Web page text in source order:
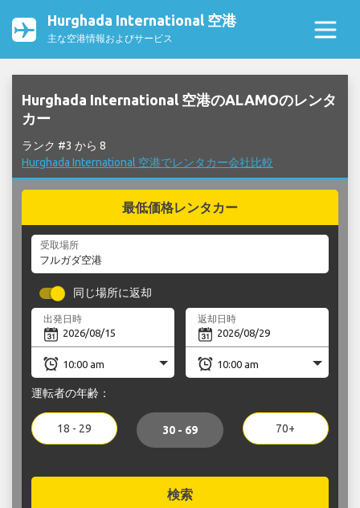
Hurghada International 空港
主な空港情報およびサービス
Hurghada International 空港のALAMOのレンタ
カー
ランク #3 から 8
Hurghada International 空港でレンタカー会社比較
最低価格レンタカー
受取場所
同じ場所に返却
出発日時 返却日時
運転者の年齢：
18 - 29 30 - 69 70+
検索